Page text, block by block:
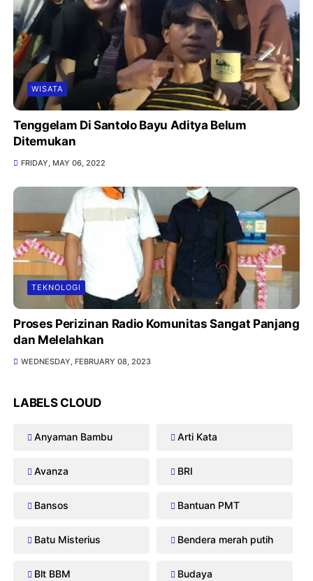
WISATA
Tenggelam Di Santolo Bayu Aditya Belum
Ditemukan
FRIDAY, MAY 06, 2022
TEKNOLOGI
Proses Perizinan Radio Komunitas Sangat Panjang
dan Melelahkan
WEDNESDAY, FEBRUARY 08, 2023
LABELS CLOUD
Anyaman Bambu Arti Kata
Avanza BRI
Bansos Bantuan PMT
Batu Misterius Bendera merah putih
Blt BBM Budaya